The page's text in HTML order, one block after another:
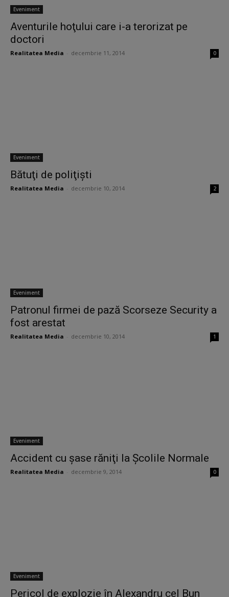
Eveniment
Aventurile hoţului care i-a terorizat pe
doctori
Realitatea Media decembrie 11, 2014 0
Eveniment
Bătuţi de poliţişti
Realitatea Media decembrie 10, 2014 2
Eveniment
Patronul firmei de pază Scorseze Security a
fost arestat
Realitatea Media decembrie 10, 2014 1
Eveniment
Accident cu şase răniţi la Şcolile Normale
Realitatea Media decembrie 9, 2014 0
Eveniment
Pericol de explozie în Alexandru cel Bun